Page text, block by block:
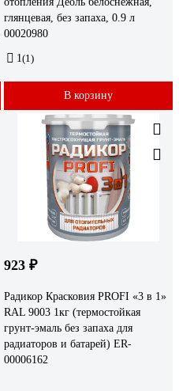
глянцевая, без запаха, 0.9 л
00020980
1 (1)
В корзину
923 ₽
Радикор Красковия PROFI «3 в 1»
RAL 9003 1кг (термостойкая
грунт-эмаль без запаха для
радиаторов и батарей) ER-
00006162